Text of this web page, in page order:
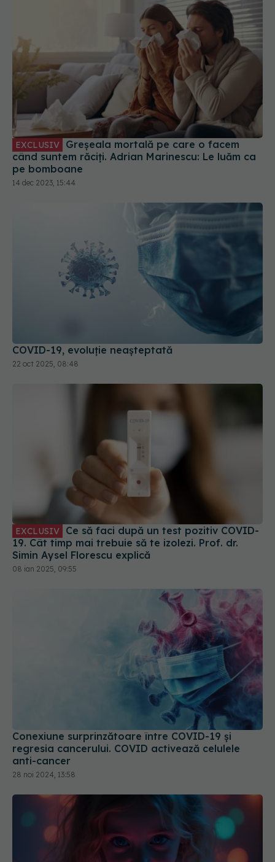
EXCLUSIV
când suntem răciți. Adrian Marinescu: Le luăm ca
pe bomboane
14 dec 2023, 15:44
COVID-19, evoluție neașteptată
22 oct 2025, 08:48
EXCLUSIV
19. Cât timp mai trebuie să te izolezi. Prof. dr.
Simin Aysel Florescu explică
08 ian 2025, 09:55
Conexiune surprinzătoare între COVID-19 și
regresia cancerului. COVID activează celulele
anti-cancer
28 noi 2024, 13:58